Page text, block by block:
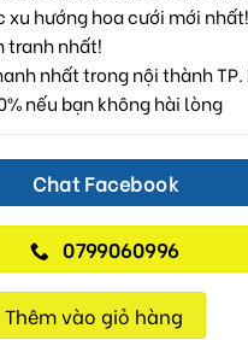
xu hướng hoa cưới mới nhất!
tranh nhất!
nhất trong nội thành TP.
nếu bạn không hài lòng
Chat Facebook
0799060996
số lượng
Thêm vào giỏ hàng